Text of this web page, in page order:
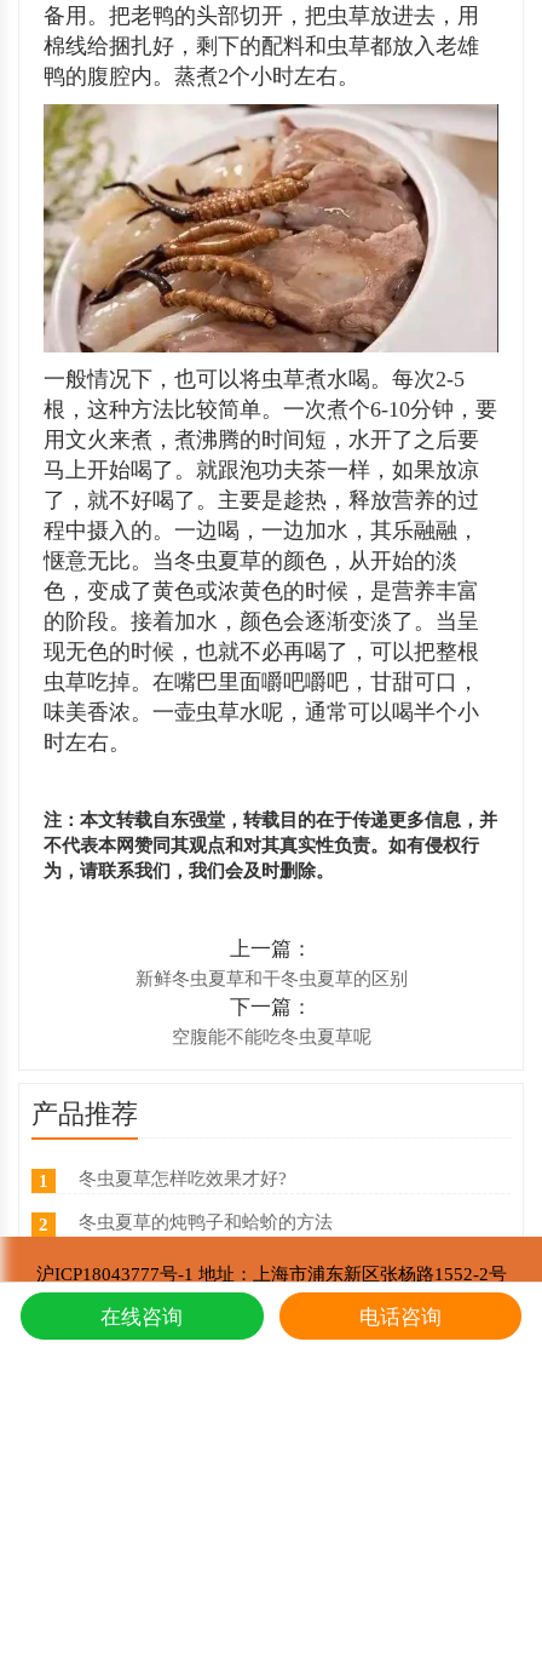
备用。把老鸭的头部切开，把虫草放进去，用
棉线给捆扎好，剩下的配料和虫草都放入老雄
鸭的腹腔内。蒸煮2个小时左右。
一般情况下，也可以将虫草煮水喝。每次2-5
根，这种方法比较简单。一次煮个6-10分钟，要
用文火来煮，煮沸腾的时间短，水开了之后要
马上开始喝了。就跟泡功夫茶一样，如果放凉
了，就不好喝了。主要是趁热，释放营养的过
程中摄入的。一边喝，一边加水，其乐融融，
惬意无比。当冬虫夏草的颜色，从开始的淡
色，变成了黄色或浓黄色的时候，是营养丰富
的阶段。接着加水，颜色会逐渐变淡了。当呈
现无色的时候，也就不必再喝了，可以把整根
虫草吃掉。在嘴巴里面嚼吧嚼吧，甘甜可口，
味美香浓。一壶虫草水呢，通常可以喝半个小
时左右。
注：本文转载自东强堂，转载目的在于传递更多信息，并
不代表本网赞同其观点和对其真实性负责。如有侵权行
为，请联系我们，我们会及时删除。
上一篇：
新鲜冬虫夏草和干冬虫夏草的区别
下一篇：
空腹能不能吃冬虫夏草呢
产品推荐
1 冬虫夏草怎样吃效果才好?
2 冬虫夏草的炖鸭子和蛤蚧的方法
3 西藏那曲冬虫夏草价目表，冬虫夏草如何分等级 ？什么价
东强堂健康科技与那曲市招商局达成战略合作
沪ICP18043777号-1 地址：上海市浦东新区张杨路1552-2号
东强堂健康科技有限公司 版权所有
Copyright © 2002-2021
在线咨询 电话咨询